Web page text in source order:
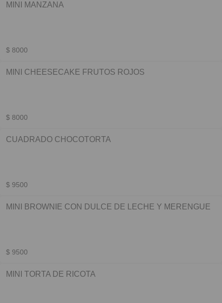
MINI MANZANA
$ 8000
MINI CHEESECAKE FRUTOS ROJOS
$ 8000
CUADRADO CHOCOTORTA
$ 9500
MINI BROWNIE CON DULCE DE LECHE Y MERENGUE
$ 9500
MINI TORTA DE RICOTA